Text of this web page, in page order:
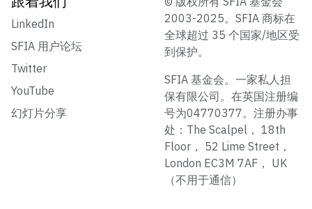
LinkedIn
SFIA 用户论坛
Twitter
YouTube
幻灯片分享
2003-2025。SFIA 商标在
全球超过 35 个国家/地区受
到保护。
SFIA 基金会。一家私人担
保有限公司。在英国注册编
号为04770377。注册办事
处：The Scalpel， 18th
Floor， 52 Lime Street，
London EC3M 7AF， UK
（不用于通信）